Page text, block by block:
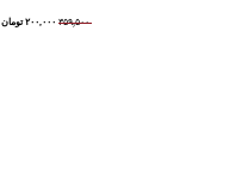
۳۵۹,۵۰۰ ۲۰۰,۰۰۰ تومان